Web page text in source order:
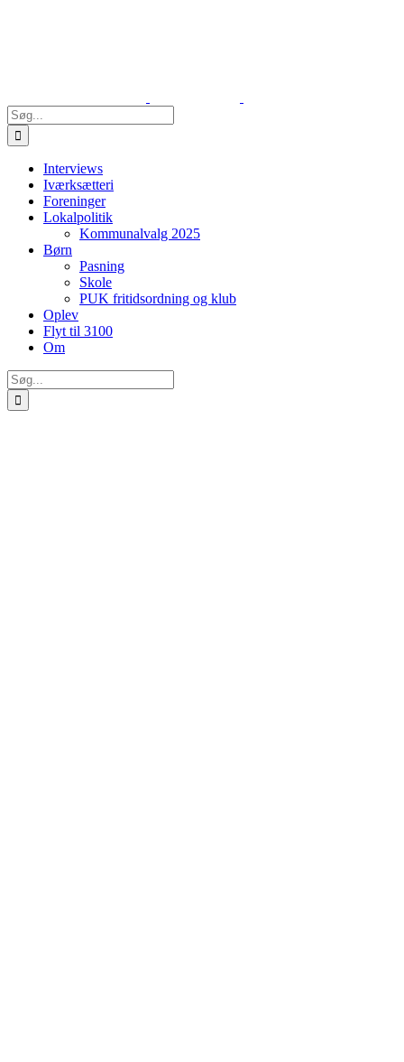
Søg
efter:
Interviews
Iværksætteri
Foreninger
Lokalpolitik
Kommunalvalg 2025
Børn
Pasning
Skole
PUK fritidsordning og klub
Oplev
Flyt til 3100
Om
Søg
efter: